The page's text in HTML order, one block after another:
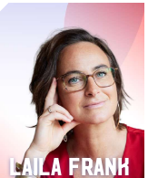
Laila Frank